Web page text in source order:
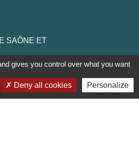
SAÔNE ET
gives you control over what you want
Deny all cookies Personalize